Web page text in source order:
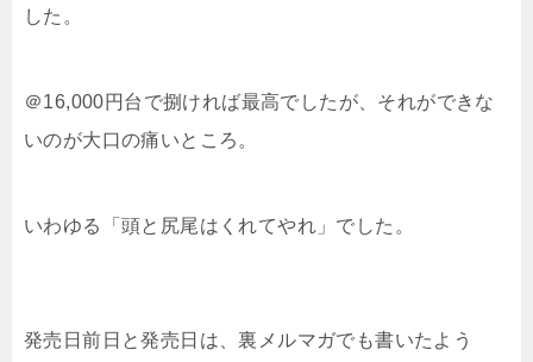
した。
＠16,000円台で捌ければ最高でしたが、それができな
いのが大口の痛いところ。
いわゆる「頭と尻尾はくれてやれ」でした。
発売日前日と発売日は、裏メルマガでも書いたよう